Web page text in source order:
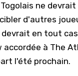
ne devrait
d'autres
en tout
accordée à The
l'été prochain.